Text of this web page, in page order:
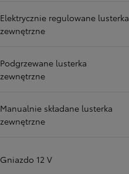
Elektrycznie regulowane lusterka
zewnętrzne
Podgrzewane lusterka
zewnętrzne
Manualnie składane lusterka
zewnętrzne
Gniazdo 12 V